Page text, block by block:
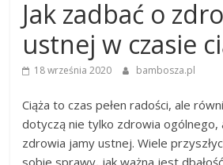
Jak zadbać o
ustnej w czasie
18 września 2020 bambosza.pl
Ciąża to czas pełen radości, ale
dotyczą nie tylko zdrowia ogólnego,
zdrowia jamy ustnej. Wiele